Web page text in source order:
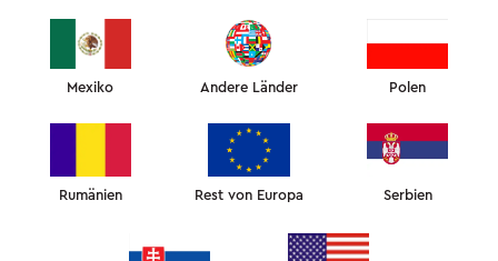
Alle Produkte sind in Zusammenarbeit mit einem Team von
Mexiko Andere Länder Polen
Rumänien Rest von Europa Serbien